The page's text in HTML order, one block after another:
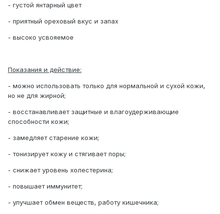
- густой янтарный цвет
- приятный ореховый вкус и запах
- высоко усвояемое
Показания и действие:
- можно использовать только для нормальной и сухой кожи,
но не для жирной;
- восстанавливает защитные и влагоудерживающие
способности кожи;
- замедляет старение кожи;
- тонизирует кожу и стягивает поры;
- снижает уровень холестерина;
- повышает иммунитет;
- улучшает обмен веществ, работу кишечника;